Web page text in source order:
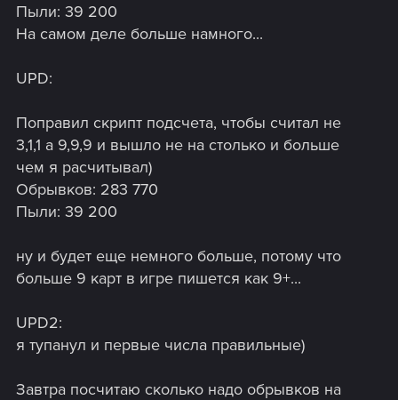
Пыли: 39 200
На самом деле больше намного...
UPD:
Поправил скрипт подсчета, чтобы считал не
3,1,1 а 9,9,9 и вышло не на столько и больше
чем я расчитывал)
Обрывков: 283 770
Пыли: 39 200
ну и будет еще немного больше, потому что
больше 9 карт в игре пишется как 9+...
UPD2:
я тупанул и первые числа правильные)
Завтра посчитаю сколько надо обрывков на